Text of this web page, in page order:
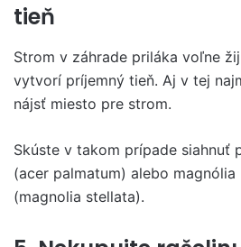
tieň
Strom v záhrade priláka voľne
vytvorí príjemný tieň. Aj v tej
nájsť miesto pre strom.
Skúste v takom prípade siahnuť
(acer palmatum) alebo
(magnolia stellata).